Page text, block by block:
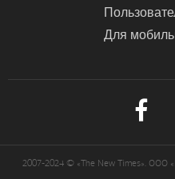
Для
2007-2024 © «The New Times». ООО